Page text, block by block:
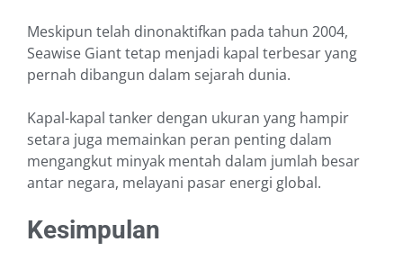
Meskipun telah dinonaktifkan pada tahun 2004,
Seawise Giant tetap menjadi kapal terbesar yang
pernah dibangun dalam sejarah dunia.
Kapal-kapal tanker dengan ukuran yang hampir
setara juga memainkan peran penting dalam
mengangkut minyak mentah dalam jumlah besar
antar negara, melayani pasar energi global.
Kesimpulan